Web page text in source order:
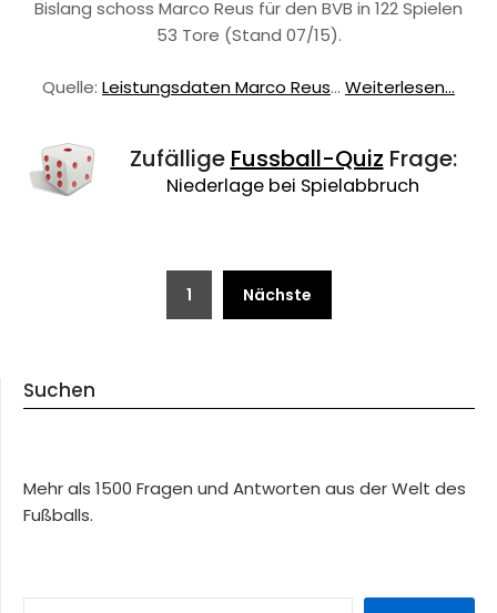
Bislang schoss Marco Reus für den BVB in 122 Spielen
53 Tore (Stand 07/15).
Quelle: Leistungsdaten Marco Reus… Weiterlesen...
Zufällige Fussball-Quiz Frage:
Niederlage bei Spielabbruch
Beitragsnavigation
1 Nächste
Suchen
Mehr als 1500 Fragen und Antworten aus der Welt des
Fußballs.